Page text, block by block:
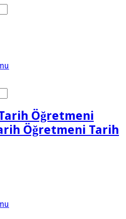
Öğretmeni Tarih